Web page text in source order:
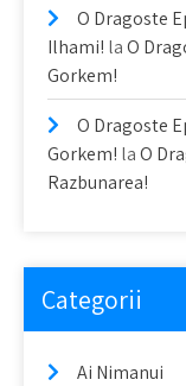
O Dragoste
Ilhami! laO
Gorkem!
O Dragoste
Gorkem! laO
Razbunarea!
Categorii
Ai Nimanui